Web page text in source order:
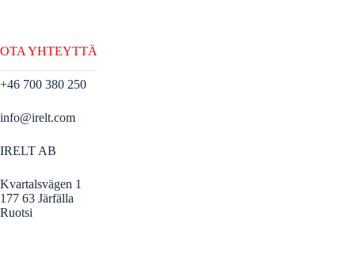
OTA YHTEYTTÄ
+46 700 380 250
info@irelt.com
IRELT AB
Kvartalsvägen 1
177 63 Järfälla
Ruotsi